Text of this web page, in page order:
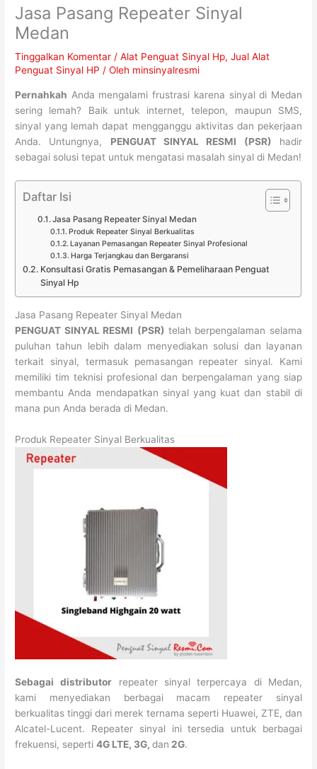
Jasa Pasang Repeater Sinyal
Medan
Tinggalkan Komentar /Alat Penguat Sinyal Hp,Jual Alat
Penguat Sinyal HP / Oleh minsinyalresmi
Pernahkah Anda mengalami frustrasi karena sinyal di Medan
sering lemah? Baik untuk internet, telepon, maupun SMS,
sinyal yang lemah dapat mengganggu aktivitas dan pekerjaan
Anda. Untungnya, PENGUAT SINYAL RESMI (PSR) hadir
sebagai solusi tepat untuk mengatasi masalah sinyal di Medan!
Daftar Isi
Jasa Pasang Repeater Sinyal Medan
Produk Repeater Sinyal Berkualitas
Layanan Pemasangan Repeater Sinyal Profesional
Harga Terjangkau dan Bergaransi
Konsultasi Gratis Pemasangan & Pemeliharaan Penguat
Sinyal Hp
Jasa Pasang Repeater Sinyal Medan
PENGUAT SINYAL RESMI (PSR) telah berpengalaman selama
puluhan tahun lebih dalam menyediakan solusi dan layanan
terkait sinyal, termasuk pemasangan repeater sinyal. Kami
memiliki tim teknisi profesional dan berpengalaman yang siap
membantu Anda mendapatkan sinyal yang kuat dan stabil di
mana pun Anda berada di Medan.
Produk Repeater Sinyal Berkualitas
Sebagai distributor repeater sinyal terpercaya di Medan,
kami menyediakan berbagai macam repeater sinyal
berkualitas tinggi dari merek ternama seperti Huawei, ZTE, dan
Alcatel-Lucent. Repeater sinyal ini tersedia untuk berbagai
frekuensi, seperti4G LTE, 3G,dan 2G.